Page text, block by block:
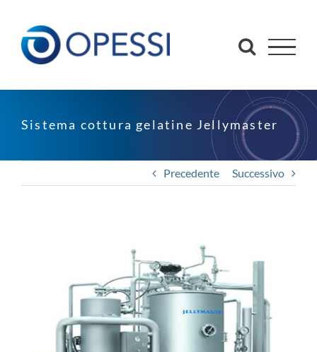
contenuto
Sistema cottura gelatine Jellymaster
Precedente Successivo